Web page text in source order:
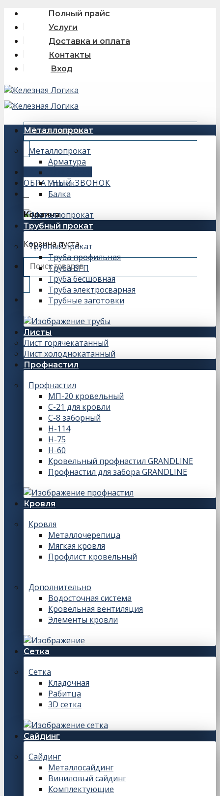
Skip
content
Полный прайс
Услуги
Доставка и оплата
Контакты
Вход
Искать:
+7 (343) 243-56-66
ОБРАТНЫЙ ЗВОНОК
Корзина
Корзина пуста.
Искать:
Металлопрокат
Металлопрокат
Арматура
Уголок
Балка
Трубный прокат
Трубный прокат
Труба профильная
Труба ВГП
Труба бесшовная
Труба электросварная
Трубные заготовки
Листы
Лист горячекатанный
Лист холоднокатанный
Профнастил
Профнастил
МП-20 кровельный
С-21 для кровли
С-8 заборный
Н-114
Н-75
Н-60
Кровельный профнастил GRANDLINE
Профнастил для забора GRANDLINE
Кровля
Кровля
Металлочерепица
Мягкая кровля
Профлист кровельный
Дополнительно
Водосточная система
Кровельная вентиляция
Элементы кровли
Сетка
Сетка
Кладочная
Рабитца
3D сетка
Сайдинг
Сайдинг
Металлосайдинг
Виниловый сайдинг
Комплектующие